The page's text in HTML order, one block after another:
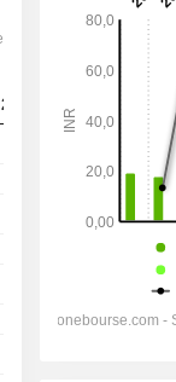
2025 2026
120 910
14,74%
51 090
82,14% 11,53%